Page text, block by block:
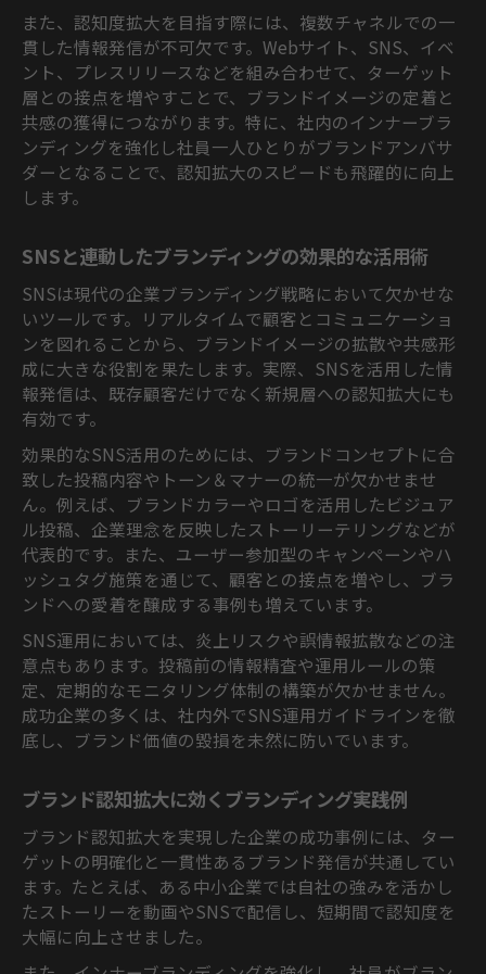
また、認知度拡大を目指す際には、複数チャネルでの一
貫した情報発信が不可欠です。Webサイト、SNS、イベ
ント、プレスリリースなどを組み合わせて、ターゲット
層との接点を増やすことで、ブランドイメージの定着と
共感の獲得につながります。特に、社内のインナーブラ
ンディングを強化し社員一人ひとりがブランドアンバサ
ダーとなることで、認知拡大のスピードも飛躍的に向上
します。
SNSと連動したブランディングの効果的な活用術
SNSは現代の企業ブランディング戦略において欠かせな
いツールです。リアルタイムで顧客とコミュニケーショ
ンを図れることから、ブランドイメージの拡散や共感形
成に大きな役割を果たします。実際、SNSを活用した情
報発信は、既存顧客だけでなく新規層への認知拡大にも
有効です。
効果的なSNS活用のためには、ブランドコンセプトに合
致した投稿内容やトーン＆マナーの統一が欠かせませ
ん。例えば、ブランドカラーやロゴを活用したビジュア
ル投稿、企業理念を反映したストーリーテリングなどが
代表的です。また、ユーザー参加型のキャンペーンやハ
ッシュタグ施策を通じて、顧客との接点を増やし、ブラ
ンドへの愛着を醸成する事例も増えています。
SNS運用においては、炎上リスクや誤情報拡散などの注
意点もあります。投稿前の情報精査や運用ルールの策
定、定期的なモニタリング体制の構築が欠かせません。
成功企業の多くは、社内外でSNS運用ガイドラインを徹
底し、ブランド価値の毀損を未然に防いでいます。
ブランド認知拡大に効くブランディング実践例
ブランド認知拡大を実現した企業の成功事例には、ター
ゲットの明確化と一貫性あるブランド発信が共通してい
ます。たとえば、ある中小企業では自社の強みを活かし
たストーリーを動画やSNSで配信し、短期間で認知度を
大幅に向上させました。